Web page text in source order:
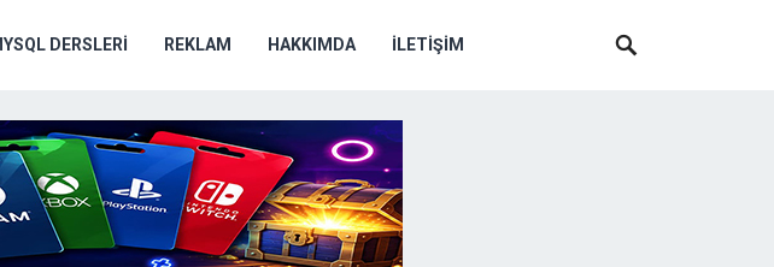
DERSLERI REKLAM HAKKIMDA İLETIŞIM